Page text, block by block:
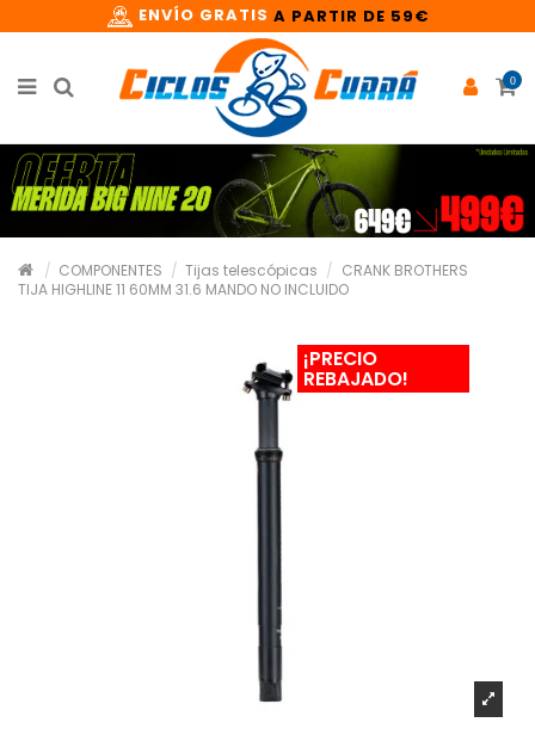
ENVÍO GRATIS A PARTIR DE 59€
0
COMPONENTES Tijas telescópicas
CRANK BROTHERS
TIJA HIGHLINE 11 60MM 31.6 MANDO NO INCLUIDO
¡PRECIO
REBAJADO!